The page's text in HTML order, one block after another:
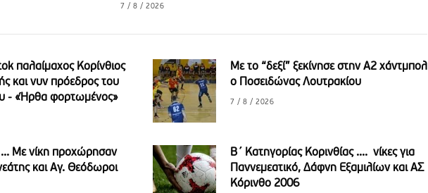
7 / 8 / 2026
παλαίμαχος Κορίνθιος
και νυν πρόεδρος του
- «Ήρθα φορτωμένος»
Με το “δεξί” ξεκίνησε στην Α2 χάντμπολ
ο Ποσειδώνας Λουτρακίου
7 / 8 / 2026
... Με νίκη προχώρησαν
και Αγ. Θεόδωροι
B΄ Κατηγορίας Κορινθίας .... νίκες για
Παννεμεατικό, Δάφνη Εξαμιλίων και ΑΣ
Κόρινθο 2006